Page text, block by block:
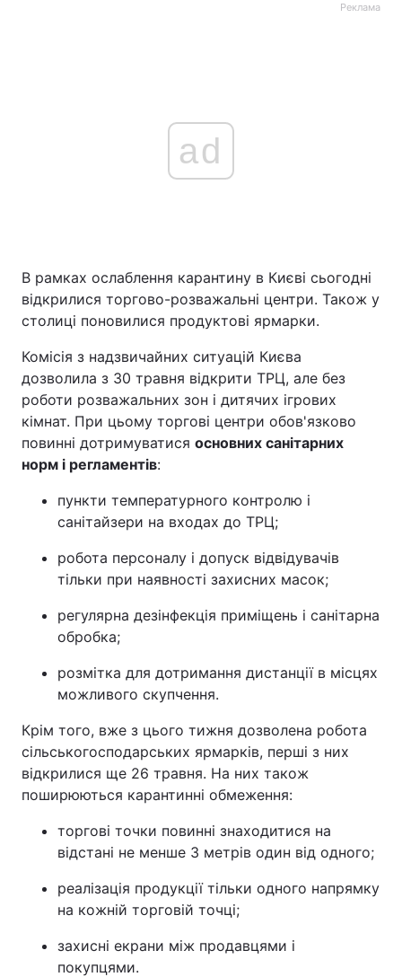
Реклама
ad
В рамках ослаблення карантину в Києві сьогодні
відкрилися торгово-розважальні центри. Також у
столиці поновилися продуктові ярмарки.
Комісія з надзвичайних ситуацій Києва
дозволила з 30 травня відкрити ТРЦ, але без
роботи розважальних зон і дитячих ігрових
кімнат. При цьому торгові центри обов'язково
повинні дотримуватися основних санітарних
норм і регламентів:
пункти температурного контролю і
санітайзери на входах до ТРЦ;
робота персоналу і допуск відвідувачів
тільки при наявності захисних масок;
регулярна дезінфекція приміщень і санітарна
обробка;
розмітка для дотримання дистанції в місцях
можливого скупчення.
Крім того, вже з цього тижня дозволена робота
сільськогосподарських ярмарків, перші з них
відкрилися ще 26 травня. На них також
поширюються карантинні обмеження:
торгові точки повинні знаходитися на
відстані не менше 3 метрів один від одного;
реалізація продукції тільки одного напрямку
на кожній торговій точці;
захисні екрани між продавцями і
покупцями.